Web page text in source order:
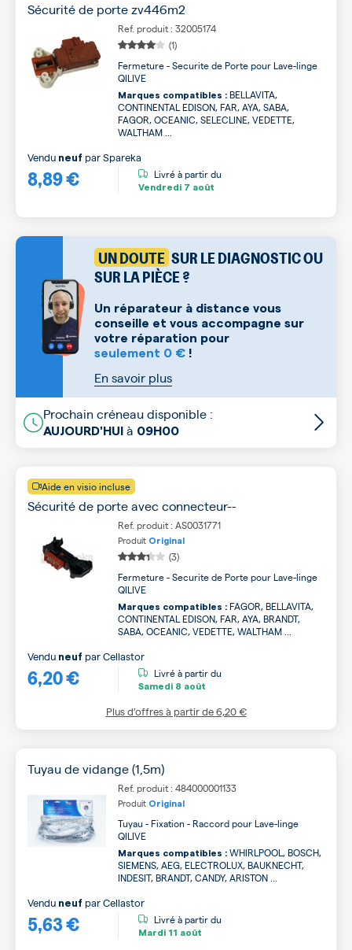
Sécurité de porte zv446m2
Ref. produit : 32005174
(1)
Fermeture - Securite de Porte pour Lave-linge
QILIVE
Marques compatibles : BELLAVITA,
CONTINENTAL EDISON, FAR, AYA, SABA,
FAGOR, OCEANIC, SELECLINE, VEDETTE,
WALTHAM ...
8,89 €
Vendu neuf parSpareka
Livré à partir du
Vendredi 7 août
UN DOUTE SUR LE DIAGNOSTIC OU
SUR LA PIÈCE ?
Un réparateur à distance vous
conseille et vous accompagne sur
votre réparation pour
seulement 0 € !
En savoir plus
Prochain créneau disponible :
AUJOURD'HUI à 09H00
Aide en visio incluse
Sécurité de porte avec connecteur--
Ref. produit : AS0031771
Produit Original
(3)
Fermeture - Securite de Porte pour Lave-linge
QILIVE
Marques compatibles : FAGOR, BELLAVITA,
CONTINENTAL EDISON, FAR, AYA, BRANDT,
SABA, OCEANIC, VEDETTE, WALTHAM ...
6,20 €
Vendu neuf parCellastor
Livré à partir du
Samedi 8 août
Plus d’offres à partir de6,20 €
Tuyau de vidange (1,5m)
Ref. produit : 484000001133
Produit Original
Tuyau - Fixation - Raccord pour Lave-linge
QILIVE
Marques compatibles : WHIRLPOOL, BOSCH,
SIEMENS, AEG, ELECTROLUX, BAUKNECHT,
INDESIT, BRANDT, CANDY, ARISTON ...
5,63 €
Vendu neuf parCellastor
Livré à partir du
Mardi 11 août